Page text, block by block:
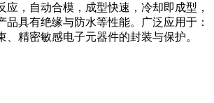
应，自动合模，成型快速，冷却即成型，
品具有绝缘与防水等性能。广泛应用于：
、精密敏感电子元器件的封装与保护。